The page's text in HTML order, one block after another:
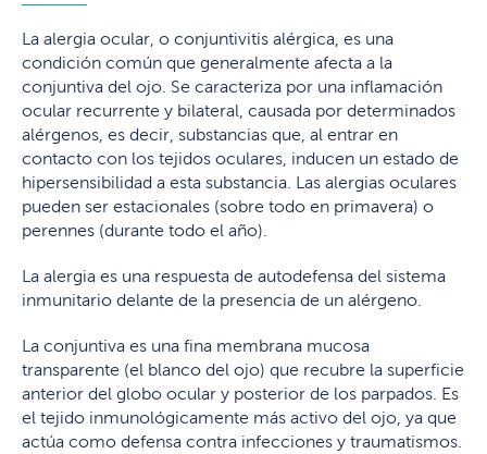
La alergia ocular, o conjuntivitis alérgica, es una
condición común que generalmente afecta a la
conjuntiva del ojo. Se caracteriza por una inflamación
ocular recurrente y bilateral, causada por determinados
alérgenos, es decir, substancias que, al entrar en
contacto con los tejidos oculares, inducen un estado de
hipersensibilidad a esta substancia. Las alergias oculares
pueden ser estacionales (sobre todo en primavera) o
perennes (durante todo el año).
La alergia es una respuesta de autodefensa del sistema
inmunitario delante de la presencia de un alérgeno.
La conjuntiva es una fina membrana mucosa
transparente (el blanco del ojo) que recubre la superficie
anterior del globo ocular y posterior de los parpados. Es
el tejido inmunológicamente más activo del ojo, ya que
actúa como defensa contra infecciones y traumatismos.